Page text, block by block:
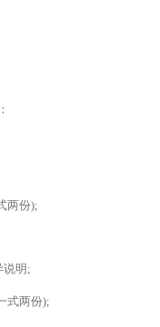
两份);
明;
式两份);